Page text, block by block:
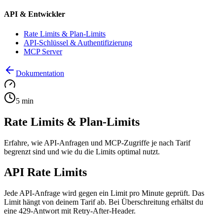
API & Entwickler
Rate Limits & Plan-Limits
API-Schlüssel & Authentifizierung
MCP Server
Dokumentation
5 min
Rate Limits & Plan-Limits
Erfahre, wie API-Anfragen und MCP-Zugriffe je nach Tarif
begrenzt sind und wie du die Limits optimal nutzt.
API Rate Limits
Jede API-Anfrage wird gegen ein Limit pro Minute geprüft. Das
Limit hängt von deinem Tarif ab. Bei Überschreitung erhältst du
eine 429-Antwort mit Retry-After-Header.